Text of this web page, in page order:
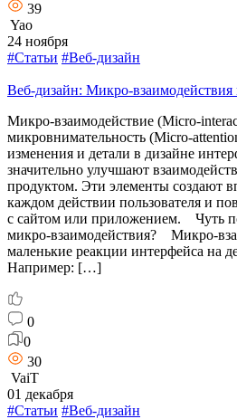
39
Yao
24 ноября
#Статьи #Веб-дизайн
Веб-дизайн: Микро-взаимодействия
Микро-взаимодействие (Micro-
микровнимательность (Micro-
изменения и детали в дизайне
значительно улучшают
продуктом. Эти элементы создают
каждом действии пользователя и
с сайтом или приложением. Чуть
микро-взаимодействия? Микро-
маленькие реакции интерфейса на
Например: […]
0
0
30
VaiT
01 декабря
#Статьи #Веб-дизайн